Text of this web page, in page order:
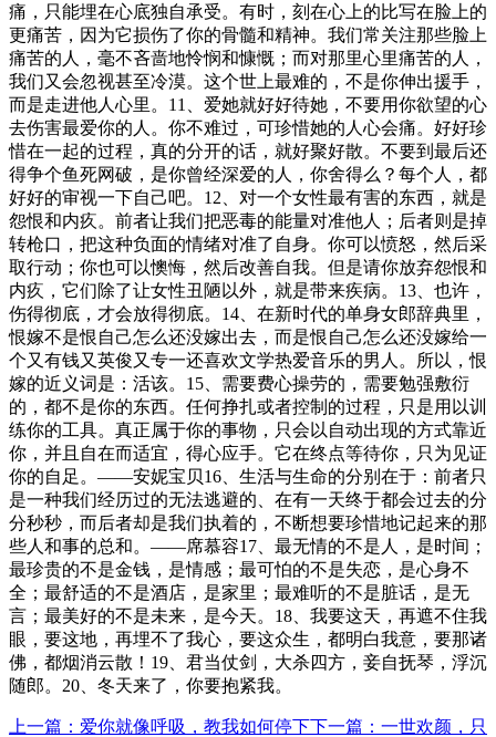
痛，只能埋在心底独自承受。有时，刻在心上的比写在脸上的
更痛苦，因为它损伤了你的骨髓和精神。我们常关注那些脸上
痛苦的人，毫不吝啬地怜悯和慷慨；而对那里心里痛苦的人，
我们又会忽视甚至冷漠。这个世上最难的，不是你伸出援手，
而是走进他人心里。11、爱她就好好待她，不要用你欲望的心
去伤害最爱你的人。你不难过，可珍惜她的人心会痛。好好珍
惜在一起的过程，真的分开的话，就好聚好散。不要到最后还
得争个鱼死网破，是你曾经深爱的人，你舍得么？每个人，都
好好的审视一下自己吧。12、对一个女性最有害的东西，就是
怨恨和内疚。前者让我们把恶毒的能量对准他人；后者则是掉
转枪口，把这种负面的情绪对准了自身。你可以愤怒，然后采
取行动；你也可以懊悔，然后改善自我。但是请你放弃怨恨和
内疚，它们除了让女性丑陋以外，就是带来疾病。13、也许，
伤得彻底，才会放得彻底。14、在新时代的单身女郎辞典里，
恨嫁不是恨自己怎么还没嫁出去，而是恨自己怎么还没嫁给一
个又有钱又英俊又专一还喜欢文学热爱音乐的男人。所以，恨
嫁的近义词是：活该。15、需要费心操劳的，需要勉强敷衍
的，都不是你的东西。任何挣扎或者控制的过程，只是用以训
练你的工具。真正属于你的事物，只会以自动出现的方式靠近
你，并且自在而适宜，得心应手。它在终点等待你，只为见证
你的自足。——安妮宝贝16、生活与生命的分别在于：前者只
是一种我们经历过的无法逃避的、在有一天终于都会过去的分
分秒秒，而后者却是我们执着的，不断想要珍惜地记起来的那
些人和事的总和。——席慕容17、最无情的不是人，是时间；
最珍贵的不是金钱，是情感；最可怕的不是失恋，是心身不
全；最舒适的不是酒店，是家里；最难听的不是脏话，是无
言；最美好的不是未来，是今天。18、我要这天，再遮不住我
眼，要这地，再埋不了我心，要这众生，都明白我意，要那诸
佛，都烟消云散！19、君当仗剑，大杀四方，妾自抚琴，浮沉
随郎。20、冬天来了，你要抱紧我。
上一篇：爱你就像呼吸，教我如何停下下一篇：一世欢颜，只